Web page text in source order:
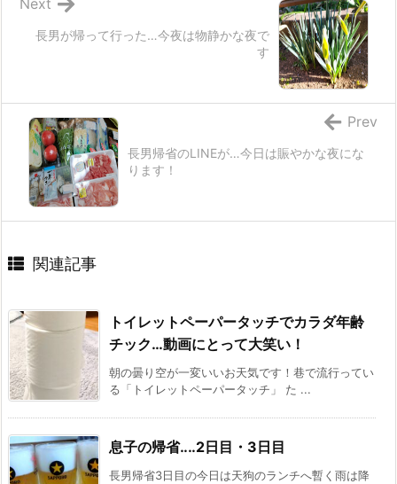
長男が帰って行った…今夜は物静かな夜で
す
Next
長男帰省のLINEが…今日は賑やかな夜にな
ります！
Prev
関連記事
トイレットペーパータッチでカラダ年齢
チック…動画にとって大笑い！
朝の曇り空が一変いいお天気です！巷で流行ってい
る「トイレットペーパータッチ」 た ...
息子の帰省‥‥2日目・3日目
長男帰省3日目の今日は天狗のランチへ暫く雨は降